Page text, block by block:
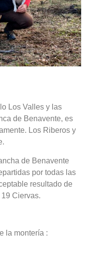
Los Valles y las
de Benavente, es
Los Riberos y
de Benavente
por todas las
resultado de
Ciervas.
la montería :